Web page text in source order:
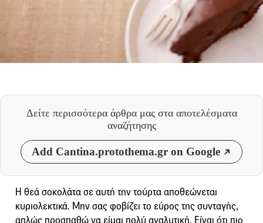
Δείτε περισσότερα άρθρα μας στα αποτελέσματα
αναζήτησης
Add Cantina.protothema.gr on Google
Η θεά σοκολάτα σε αυτή την τούρτα αποθεώνεται
κυριολεκτικά. Μην σας φοβίζει το εύρος της συνταγής,
απλώς προσπαθώ να είμαι πολύ αναλυτική. Είναι ότι πιο